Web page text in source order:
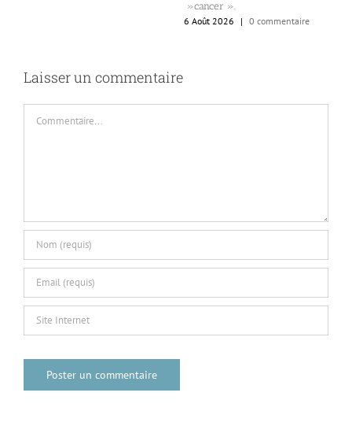
»cancer ».
6 Août 2026
| 0 commentaire
Laisser un commentaire